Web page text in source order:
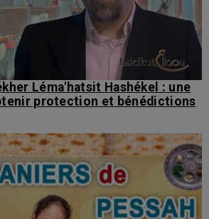
Léma'hatsit Hashékel : une
protection et bénédictions